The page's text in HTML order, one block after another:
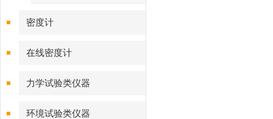
密度计
在线密度计
力学试验类仪器
环境试验类仪器